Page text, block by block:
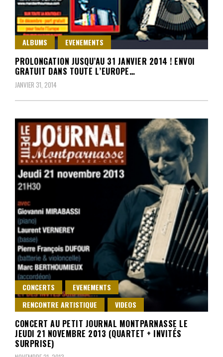
ALBUMS EVENEMENTS
PROLONGATION JUSQU’AU 31 JANVIER 2014 ! ENVOI
GRATUIT DANS TOUTE L’EUROPE…
JANVIER 31, 2014
CONCERTS
EVENEMENTS
RENCONTRE ARTISTIQUE
VIDEOS
CONCERT AU PETIT JOURNAL MONTPARNASSE LE
JEUDI 21 NOVEMBRE 2013 (QUARTET + INVITÉS
SURPRISE)